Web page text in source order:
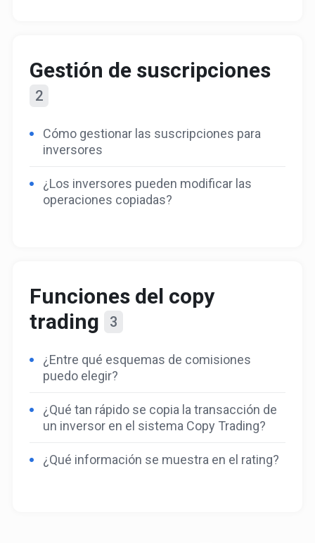
Gestión de suscripciones
2
Cómo gestionar las suscripciones para
inversores
¿Los inversores pueden modificar las
operaciones copiadas?
Funciones del copy
trading
3
¿Entre qué esquemas de comisiones
puedo elegir?
¿Qué tan rápido se copia la transacción de
un inversor en el sistema Copy Trading?
¿Qué información se muestra en el rating?